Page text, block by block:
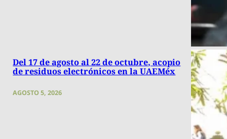
Del 17 de agosto al 22 de octubre, acopio
de residuos electrónicos en la UAEMéx
AGOSTO 5, 2026